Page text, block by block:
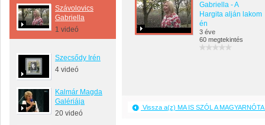
Szávolovics
Gabriella
1 videó
Szecsődy Irén
4 videó
Kalmár Magda
Galériája
20 videó
Gabriella - A
Hargita alján lakom
én
3 éve
60 megtekintés
Vissza a(z) MA IS SZÓL A